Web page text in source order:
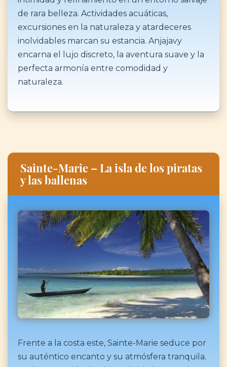
de rara belleza. Actividades acuáticas,
excursiones en la naturaleza y atardeceres
inolvidables marcan su estancia. Anjajavy
encarna el lujo discreto, la aventura suave y la
perfecta armonía entre comodidad y
naturaleza.
Sainte-Marie – La isla de los piratas
y las ballenas
Frente a la costa este, Sainte-Marie seduce por
su auténtico encanto y su atmósfera tranquila.